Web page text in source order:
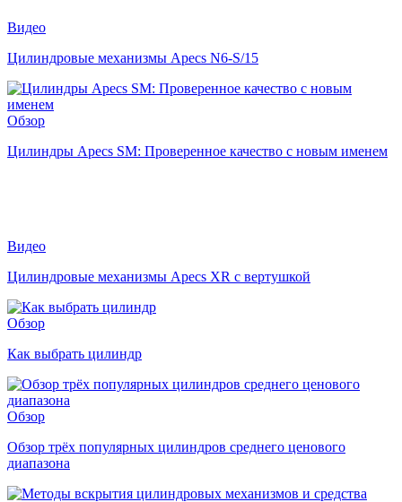
Видео
Цилиндровые механизмы Apecs N6-S/15
Обзор
Цилиндры Apecs SM: Проверенное качество с новым именем
Видео
Цилиндровые механизмы Apecs XR с вертушкой
Обзор
Как выбрать цилиндр
Обзор
Обзор трёх популярных цилиндров среднего ценового
диапазона